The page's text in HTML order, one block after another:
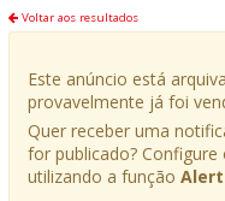
Voltar aos resultados
Este anúncio está
provavelmente já foi
Quer receber uma
for publicado?
utilizando a função